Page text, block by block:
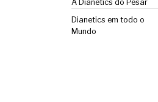
A Dianetics do Pesar
Dianetics em todo o
Mundo